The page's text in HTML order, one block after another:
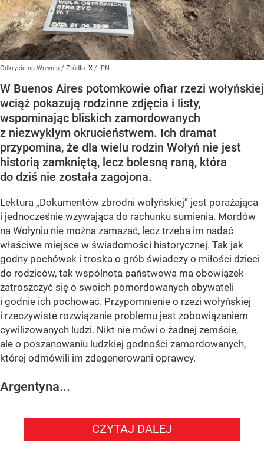
Odkrycie na Wołyniu / Źródło: X / IPN
W Buenos Aires potomkowie ofiar rzezi wołyńskiej
wciąż pokazują rodzinne zdjęcia i listy,
wspominając bliskich zamordowanych
z niezwykłym okrucieństwem. Ich dramat
przypomina, że dla wielu rodzin Wołyń nie jest
historią zamkniętą, lecz bolesną raną, która
do dziś nie została zagojona.
Lektura „Dokumentów zbrodni wołyńskiej” jest porażająca
i jednocześnie wzywająca do rachunku sumienia. Mordów
na Wołyniu nie można zamazać, lecz trzeba im nadać
właściwe miejsce w świadomości historycznej. Tak jak
godny pochówek i troska o grób świadczy o miłości dzieci
do rodziców, tak wspólnota państwowa ma obowiązek
zatroszczyć się o swoich pomordowanych obywateli
i godnie ich pochować. Przypomnienie o rzezi wołyńskiej
i rzeczywiste rozwiązanie problemu jest zobowiązaniem
cywilizowanych ludzi. Nikt nie mówi o żadnej zemście,
ale o poszanowaniu ludzkiej godności zamordowanych,
której odmówili im zdegenerowani oprawcy.
Argentyna...
CZYTAJ DALEJ